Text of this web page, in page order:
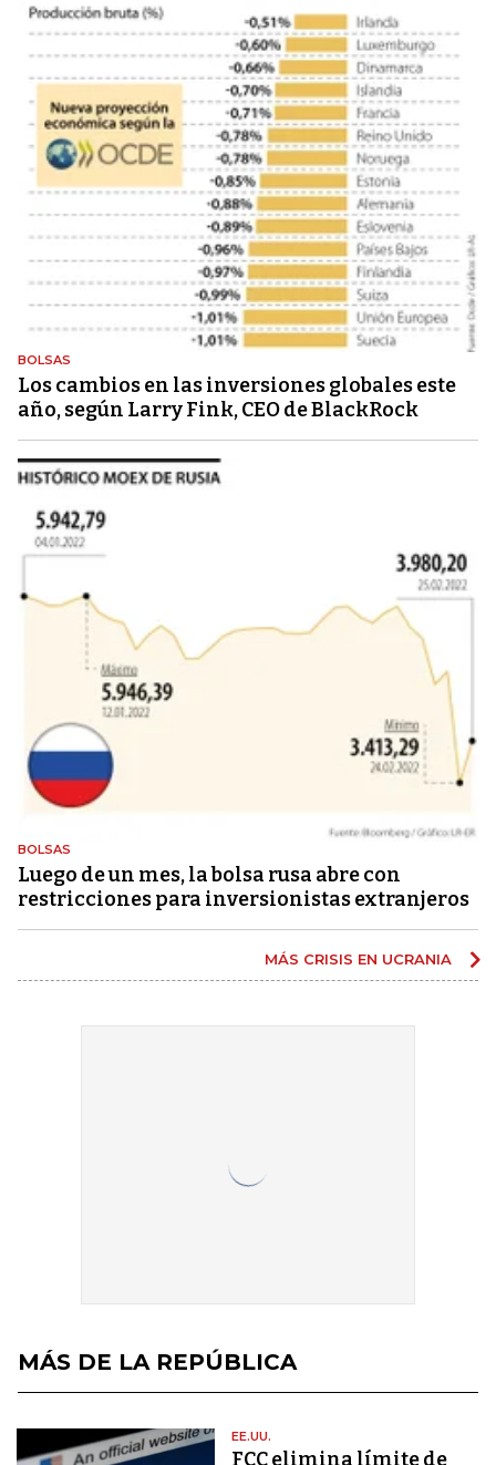
BOLSAS
Los cambios en las inversiones globales este
año, según Larry Fink, CEO de BlackRock
BOLSAS
Luego de un mes, la bolsa rusa abre con
restricciones para inversionistas extranjeros
MÁS CRISIS EN UCRANIA
MÁS DE LA REPÚBLICA
EE.UU.
FCC elimina límite de